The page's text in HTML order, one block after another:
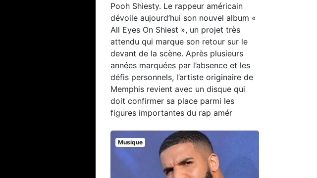
Pooh Shiesty. Le rappeur américain
dévoile aujourd’hui son nouvel album «
All Eyes On Shiest », un projet très
attendu qui marque son retour sur le
devant de la scène. Après plusieurs
années marquées par l’absence et les
défis personnels, l’artiste originaire de
Memphis revient avec un disque qui
doit confirmer sa place parmi les
figures importantes du rap amér
Musique